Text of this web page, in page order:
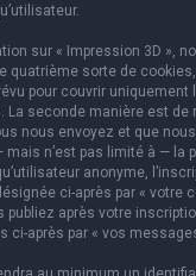
sur « Impression 3D »,
quatrième sorte de
pour couvrir uniquement
La seconde manière est de
nous envoyez et que
mais n’est pas limité à — la
anonyme,
ci-après par « votre
publiez après votre
ci-après par « vos